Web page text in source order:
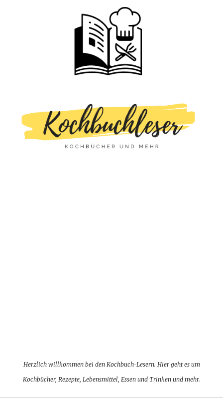
Herzlich willkommen bei den Kochbuch-Lesern. Hier geht es um
Kochbücher, Rezepte, Lebensmittel, Essen und Trinken und mehr.